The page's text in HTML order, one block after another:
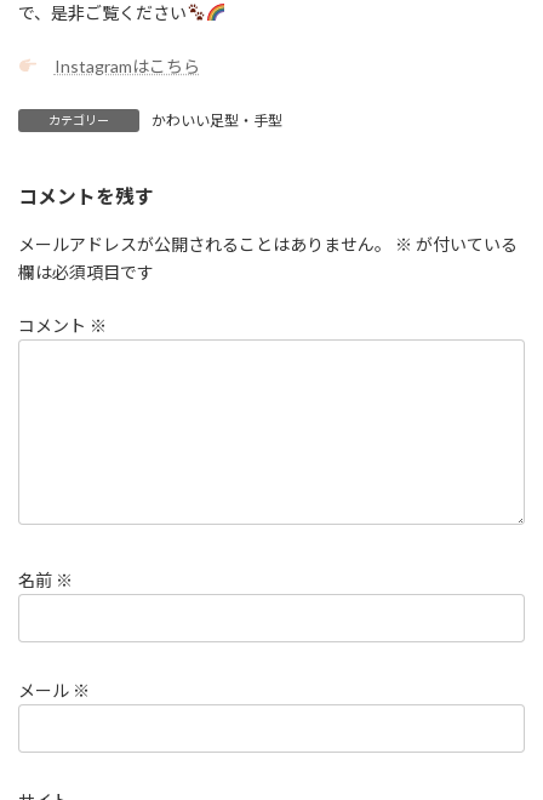
で、是非ご覧ください
Instagramはこちら
カテゴリー かわいい足型・手型
コメントを残す
メールアドレスが公開されることはありません。 ※ が付いている
欄は必須項目です
コメント ※
名前 ※
メール ※